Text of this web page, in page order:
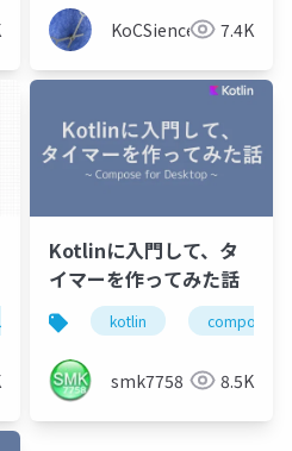
KoCSience 7.4K
学生lt 学生lt にこのこlt会
Kotlinに入門して、タ
イマーを作ってみた話
kotlin compose
smk7758 8.5K